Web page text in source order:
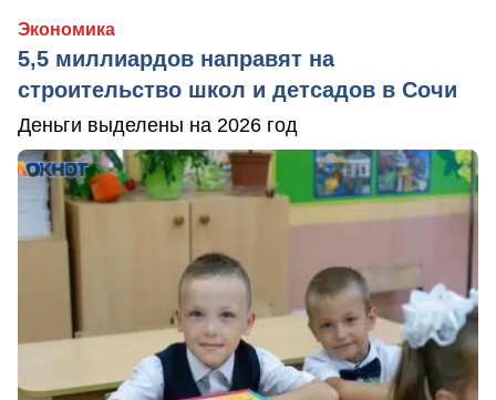
Экономика
5,5 миллиардов направят на
строительство школ и детсадов в Сочи
Деньги выделены на 2026 год